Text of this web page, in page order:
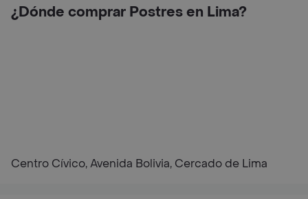
¿Dónde comprar Postres en Lima?
Centro Cívico, Avenida Bolivia, Cercado de Lima